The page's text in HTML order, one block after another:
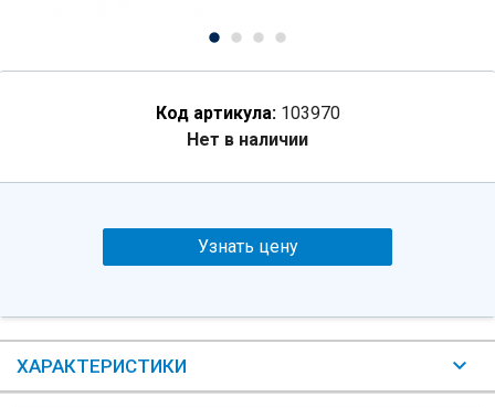
Код артикула: 103970
Нет в наличии
Узнать цену
ХАРАКТЕРИСТИКИ